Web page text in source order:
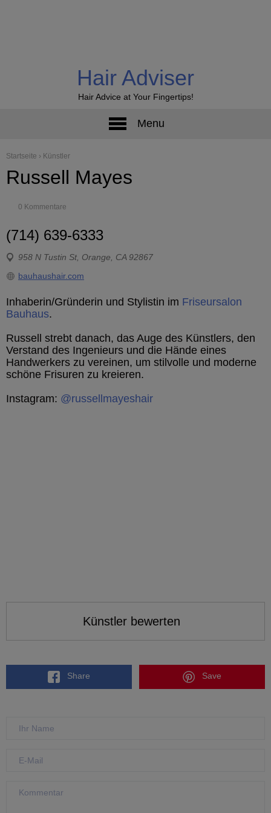
Hair Adviser
Hair Advice at Your Fingertips!
Menu
Startseite › Künstler
Russell Mayes
0 Kommentare
(714) 639-6333
958 N Tustin St, Orange, CA 92867
bauhaushair.com
Inhaberin/Gründerin und Stylistin im Friseursalon
Bauhaus.
Russell strebt danach, das Auge des Künstlers, den
Verstand des Ingenieurs und die Hände eines
Handwerkers zu vereinen, um stilvolle und moderne
schöne Frisuren zu kreieren.
Instagram: @russellmayeshair
Künstler bewerten
Share Save